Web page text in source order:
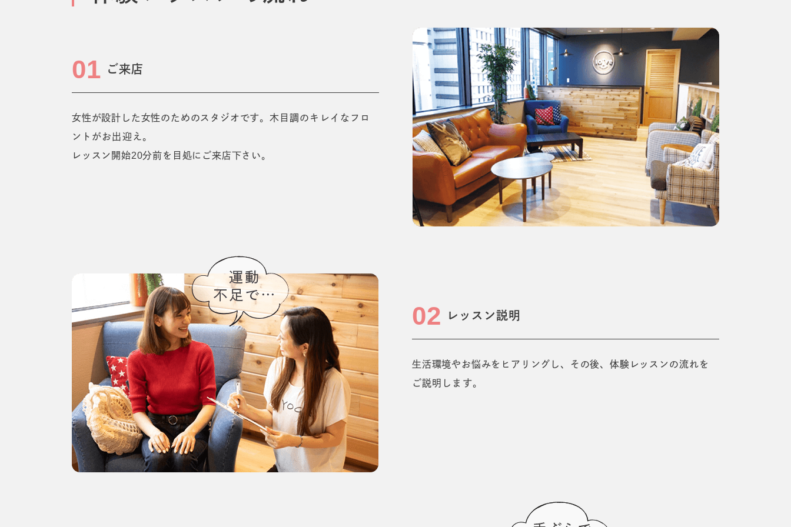
01 ご来店
女性が設計した女性のためのスタジオです。 木目調のキレイなフロ
ントがお出迎え。
レッスン開始20分前を目処にご来店下さい。
02 レッスン説明
生活環境やお悩みをヒアリングし、その後、体験レッスンの流れを
ご説明します。